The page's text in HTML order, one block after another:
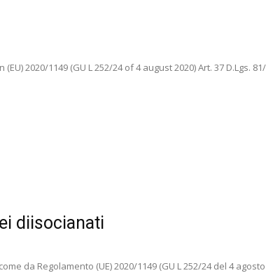
2020/1149 (GU L 252/24 of 4 august 2020) Art. 37 D.Lgs.
diisocianati
da Regolamento (UE) 2020/1149 (GU L 252/24 del 4